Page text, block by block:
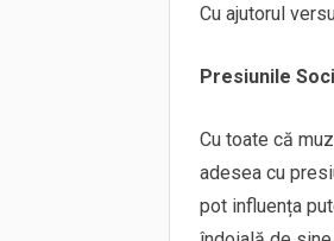
Cu ajutorul
Presiunile
Cu toate că
adesea cu
pot influența